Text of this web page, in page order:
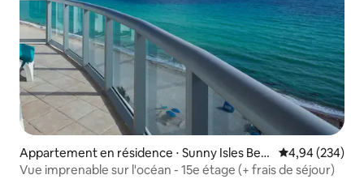
Appartement en résidence ⋅ Sunny Isles Bea
ch
Évaluation
4,94 (234)
Vue imprenable sur l'océan - 15e étage (+ frais de séjour)